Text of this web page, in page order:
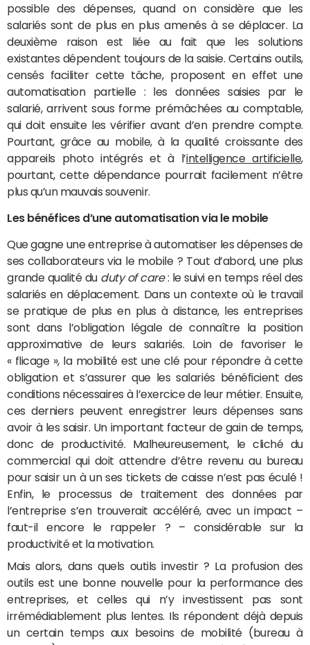
possible des dépenses, quand on considère que les
salariés sont de plus en plus amenés à se déplacer. La
deuxième raison est liée au fait que les solutions
existantes dépendent toujours de la saisie. Certains outils,
censés faciliter cette tâche, proposent en effet une
automatisation partielle : les données saisies par le
salarié, arrivent sous forme prémâchées au comptable,
qui doit ensuite les vérifier avant d’en prendre compte.
Pourtant, grâce au mobile, à la qualité croissante des
appareils photo intégrés et à l’intelligence artificielle,
pourtant, cette dépendance pourrait facilement n’être
plus qu’un mauvais souvenir.
Les bénéfices d’une automatisation via le mobile
Que gagne une entreprise à automatiser les dépenses de
ses collaborateurs via le mobile ? Tout d’abord, une plus
grande qualité du duty of care: le suivi en temps réel des
salariés en déplacement. Dans un contexte où le travail
se pratique de plus en plus à distance, les entreprises
sont dans l’obligation légale de connaître la position
approximative de leurs salariés. Loin de favoriser le
« flicage », la mobilité est une clé pour répondre à cette
obligation et s’assurer que les salariés bénéficient des
conditions nécessaires à l’exercice de leur métier. Ensuite,
ces derniers peuvent enregistrer leurs dépenses sans
avoir à les saisir. Un important facteur de gain de temps,
donc de productivité. Malheureusement, le cliché du
commercial qui doit attendre d’être revenu au bureau
pour saisir un à un ses tickets de caisse n’est pas éculé !
Enfin, le processus de traitement des données par
l’entreprise s’en trouverait accéléré, avec un impact –
faut-il encore le rappeler ? – considérable sur la
productivité et la motivation.
Mais alors, dans quels outils investir ? La profusion des
outils est une bonne nouvelle pour la performance des
entreprises, et celles qui n’y investissent pas sont
irrémédiablement plus lentes. Ils répondent déjà depuis
un certain temps aux besoins de mobilité (bureau à